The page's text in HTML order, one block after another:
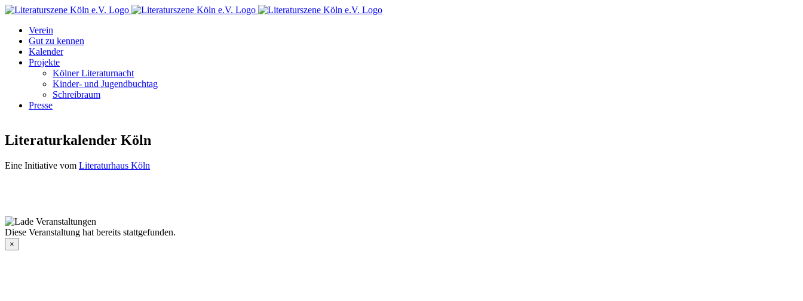
Zum
springen
Facebook
Instagram
E-
Verein
Gut zu kennen
Kalender
Projekte
Kölner Literaturnacht
Kinder- und Jugendbuchtag
Schreibraum
Presse
Literaturkalender Köln
Eine Initiative vom Literaturhaus Köln
Diese Veranstaltung hat bereits stattgefunden.
×